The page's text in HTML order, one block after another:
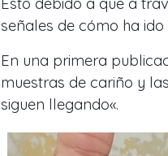
señales de cómo ha
En una primera
muestras de cariño y
siguen llegando«.